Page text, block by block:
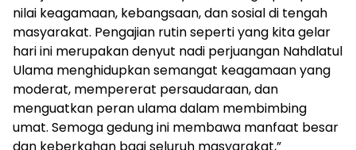
nilai keagamaan, kebangsaan, dan sosial di tengah
masyarakat. Pengajian rutin seperti yang kita gelar
hari ini merupakan denyut nadi perjuangan Nahdlatul
Ulama menghidupkan semangat keagamaan yang
moderat, mempererat persaudaraan, dan
menguatkan peran ulama dalam membimbing
umat. Semoga gedung ini membawa manfaat besar